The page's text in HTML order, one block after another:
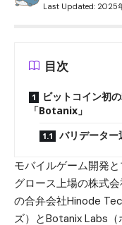
Last Updated: 2025
目次
ビットコイン初
「Botanix」
バリデータ
モバイルゲーム開発
グロース上場の株式
の合弁会社Hinode
ズ）とBotanix Labs